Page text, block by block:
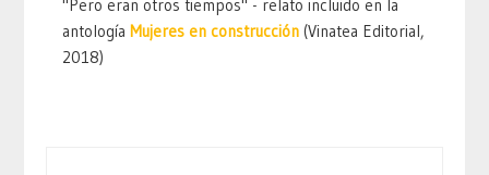
"Pero eran otros tiempos" - relato incluido en la
antología Mujeres en construcción (Vinatea Editorial,
2018)